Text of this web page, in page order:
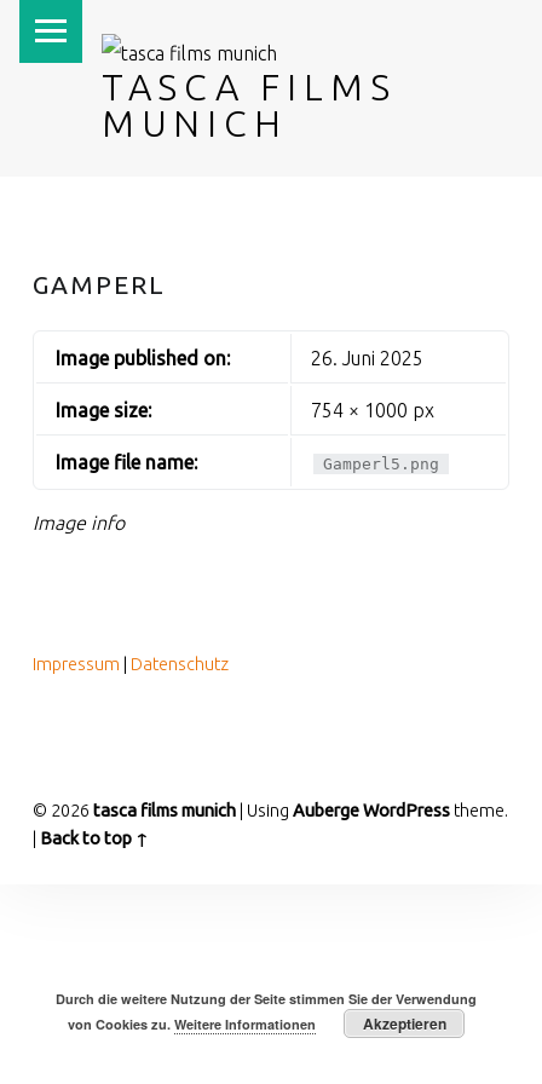
TASCA FILMS
MUNICH
GAMPERL
Image info
Image published on: 26. Juni 2025
Image size: 754 × 1000 px
Image file name: Gamperl5.png
Impressum Datenschutz
© 2026 tasca films munich Using AubergeWordPresstheme.
Back to top ↑
Durch die weitere Nutzung der Seite stimmen Sie der Verwendung
von Cookies zu.Weitere Informationen Akzeptieren